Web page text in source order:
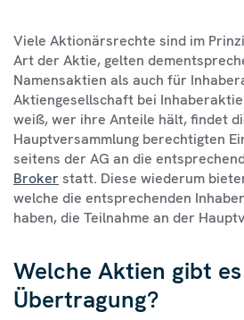
Viele Aktionärsrechte sind im
Art der Aktie, gelten
Namensaktien als auch für
Aktiengesellschaft bei
weiß, wer ihre Anteile hält, findet
Hauptversammlung berechtigten
seitens der AG an die
Broker statt. Diese wiederum
welche die entsprechenden
haben, die Teilnahme an der
Welche Aktien gibt
Übertragung?